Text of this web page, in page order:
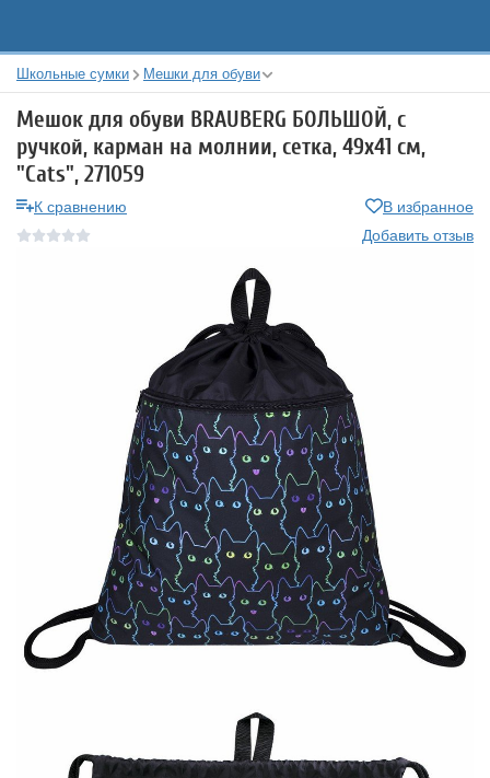
Школьные сумки Мешки для обуви
Мешок для обуви BRAUBERG БОЛЬШОЙ, с
ручкой, карман на молнии, сетка, 49х41 см,
"Cats", 271059
К сравнению
В избранное
Добавить отзыв